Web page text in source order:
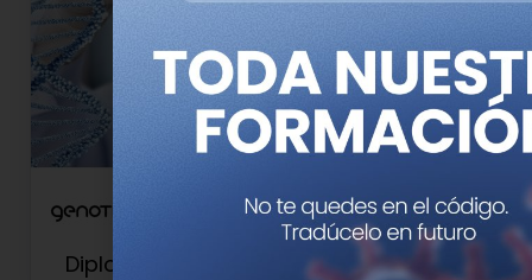
Diploma de Experto en Oncogenética